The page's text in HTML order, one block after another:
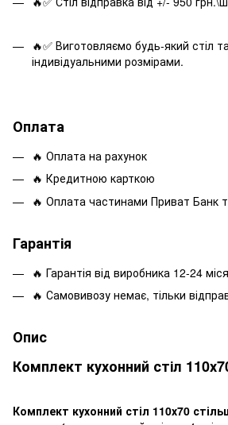
🔥✅ Виготовляємо будь-який стіл
індивідуальними розмірами.
Оплата
🔥 Оплата на рахунок
🔥 Кредитною карткою
🔥 Оплата частинами Приват Банк
Гарантія
🔥 Гарантія від виробника 12-24
🔥 Самовивозу немає, тільки
Опис
Комплект кухонний стіл
Комплект кухонний стіл 110х70